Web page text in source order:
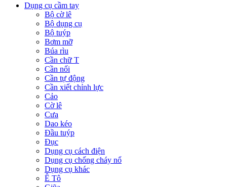
Dụng cụ cầm tay
Bộ cờ lê
Bộ dụng cụ
Bộ tuýp
Bơm mỡ
Búa rìu
Cần chữ T
Cần nối
Cần tự động
Cần xiết chỉnh lực
Cảo
Cờ lê
Cưa
Dao kéo
Đầu tuýp
Đục
Dụng cụ cách điện
Dụng cụ chống cháy nổ
Dụng cụ khác
Ê Tô